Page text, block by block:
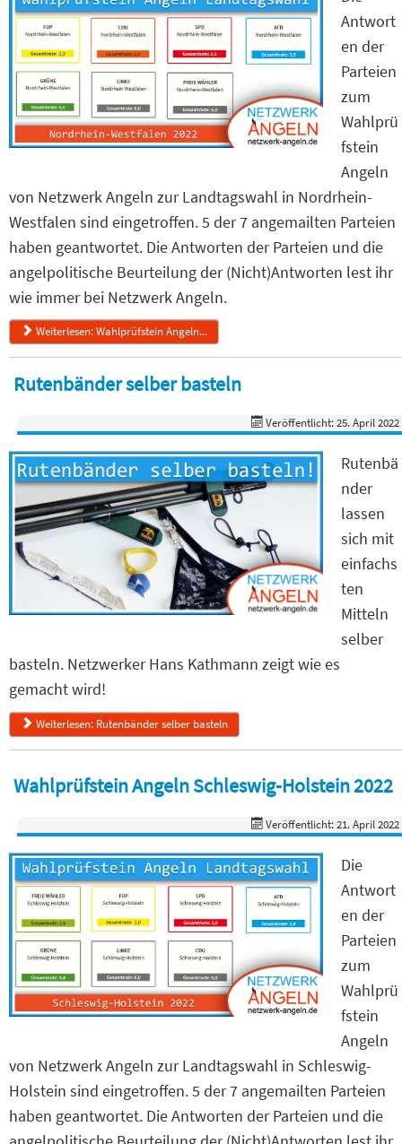
Antwort
en der
Parteien
zum
Wahlprü
fstein
Angeln
von Netzwerk Angeln zur Landtagswahl in Nordrhein-
Westfalen sind eingetroffen. 5 der 7 angemailten Parteien
haben geantwortet. Die Antworten der Parteien und die
angelpolitische Beurteilung der (Nicht)Antworten lest ihr
wie immer bei Netzwerk Angeln.
Weiterlesen: Wahlprüfstein Angeln...
Rutenbänder selber basteln
Veröffentlicht: 25. April 2022
Rutenbä
nder
lassen
sich mit
einfachs
ten
Mitteln
selber
basteln. Netzwerker Hans Kathmann zeigt wie es
gemacht wird!
Weiterlesen: Rutenbänder selber basteln
Wahlprüfstein Angeln Schleswig-Holstein 2022
Veröffentlicht: 21. April 2022
Die
Antwort
en der
Parteien
zum
Wahlprü
fstein
Angeln
von Netzwerk Angeln zur Landtagswahl in Schleswig-
Holstein sind eingetroffen. 5 der 7 angemailten Parteien
haben geantwortet. Die Antworten der Parteien und die